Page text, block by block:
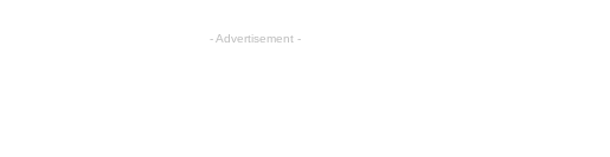
- Advertisement -